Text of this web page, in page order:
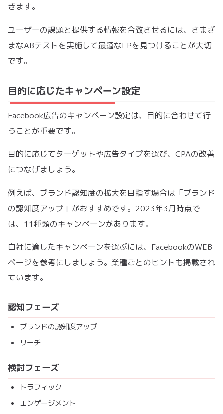
きます。
ユーザーの課題と提供する情報を合致させるには、さまざ
まなABテストを実施して最適なLPを見つけることが大切
です。
目的に応じたキャンペーン設定
Facebook広告のキャンペーン設定は、目的に合わせて行
うことが重要です。
目的に応じてターゲットや広告タイプを選び、CPAの改善
につなげましょう。
例えば、ブランド認知度の拡大を目指す場合は「ブランド
の認知度アップ」がおすすめです。2023年3月時点で
は、11種類のキャンペーンがあります。
自社に適したキャンペーンを選ぶには、FacebookのWEB
ページを参考にしましょう。業種ごとのヒントも掲載され
ています。
認知フェーズ
ブランドの認知度アップ
リーチ
検討フェーズ
トラフィック
エンゲージメント